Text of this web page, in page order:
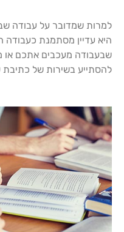
למרות שמדובר על עבודה
היא עדיין מסתמנת
שבעבודה מעכבים אתכם או
להסתייע בשירות של כתיבת